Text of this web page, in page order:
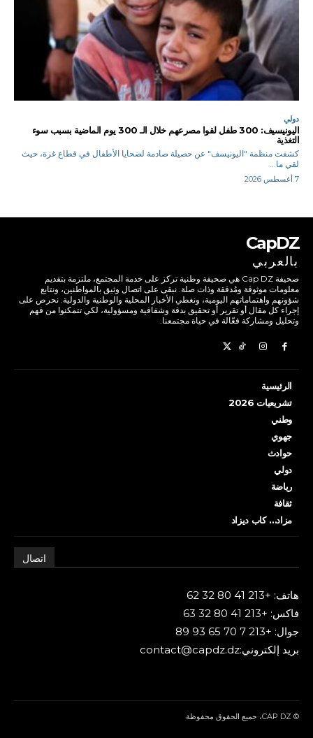
دولي
اليونيسيف: 300 طفل لقوا مصرعهم خلال الـ 300 يوم الماضية بسبب سوء
التغذية
كشفت منظمة "اليونيسف" عن حصيلة صادمة لضحايا الأطفال في قطاع غزة، حيث
لقي ما...
7 أغسطس 2026
CapDZ
بالعربي
صحيفة Cap DZ هي صحيفة وطنية تركز على خدمة المجتمع، ملتزمة بتقديم
معلومات موثوقة ومُدققة وذات صلة. نبقى على اتصال وثيق بالمواطنين، ونتابع
شؤونهم واهتماماتهم اليومية، ونغطي الأخبار المحلية والوطنية والدولية. نحرص على
إجراء كل مقال أو تقرير أو تحقيق بدقة وشفافية ومسؤولية، لكي تتمكنوا من فهم
وتحليل ومشاركة فعّالة في حياة مجتمعنا.
الرئيسية
تشريعيات 2026
وطني
جهوي
حوادث
دولي
رياضة
ثقافة
مزاد… كاب ديزاد
اتصال
هاتف: +213 41 80 32 62
فاكس: +213 41 80 32 63
جوال: +213 7 70 65 93 89
بريد إلكتروني:contact@capdz.dz
© CAP DZ، جميع الحقوق محفوظة